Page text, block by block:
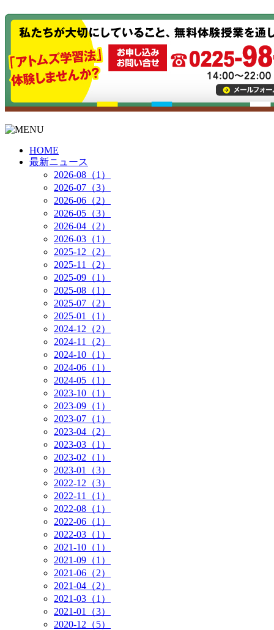
HOME
最新ニュース
2026-08（1）
2026-07（3）
2026-06（2）
2026-05（3）
2026-04（2）
2026-03（1）
2025-12（2）
2025-11（2）
2025-09（1）
2025-08（1）
2025-07（2）
2025-01（1）
2024-12（2）
2024-11（2）
2024-10（1）
2024-06（1）
2024-05（1）
2023-10（1）
2023-09（1）
2023-07（1）
2023-04（2）
2023-03（1）
2023-02（1）
2023-01（3）
2022-12（3）
2022-11（1）
2022-08（1）
2022-06（1）
2022-03（1）
2021-10（1）
2021-09（1）
2021-06（2）
2021-04（2）
2021-03（1）
2021-01（3）
2020-12（5）